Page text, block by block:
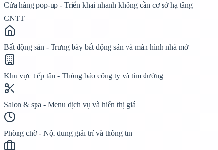
Cửa hàng pop-up - Triển khai nhanh không cần cơ sở hạ tầng
CNTT
Bất động sản - Trưng bày bất động sản và màn hình nhà mở
Khu vực tiếp tân - Thông báo công ty và tìm đường
Salon & spa - Menu dịch vụ và hiển thị giá
Phòng chờ - Nội dung giải trí và thông tin